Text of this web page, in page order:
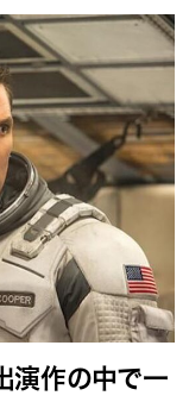
演作の中で一